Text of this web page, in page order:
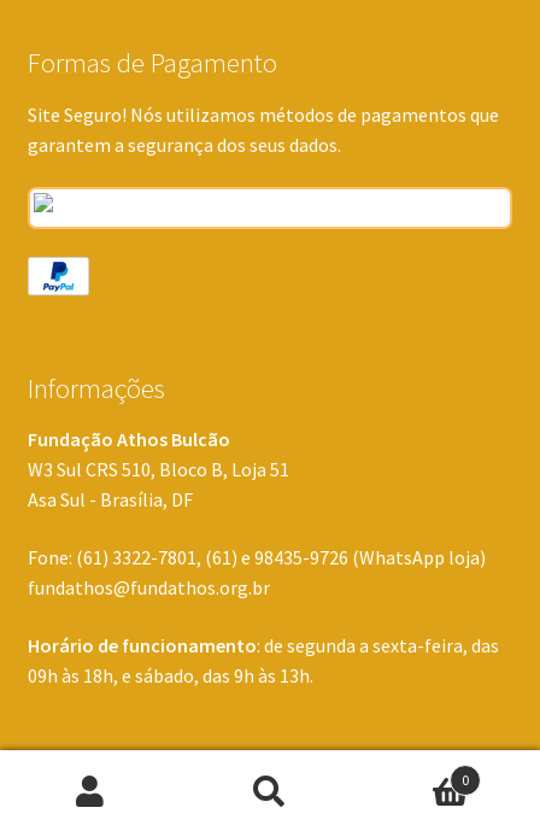
Formas de Pagamento
Site Seguro! Nós utilizamos métodos de pagamentos que
garantem a segurança dos seus dados.
Informações
Fundação Athos Bulcão
W3 Sul CRS 510, Bloco B, Loja 51
Asa Sul - Brasília, DF
Fone: (61) 3322-7801, (61) e 98435-9726 (WhatsApp loja)
fundathos@fundathos.org.br
Horário de funcionamento: de segunda a sexta-feira, das
09h às 18h, e sábado, das 9h às 13h.
Pesquisar
Pesquisar
0